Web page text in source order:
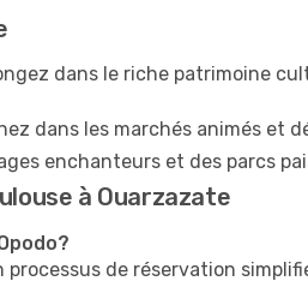
dans le riche patrimoine
dans les marchés animés et
enchanteurs et des parcs
à Ouarzazate
processus de réservation